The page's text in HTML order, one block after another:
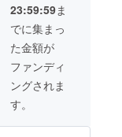
です。 ・いただ
いたメールアド
レスにて限定
URLを共有させ
ていただきま
す。
23:59:59ま
でに集まっ
た金額が
ファンディ
ングされま
す。